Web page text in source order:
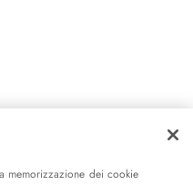
memorizzazione dei cookie